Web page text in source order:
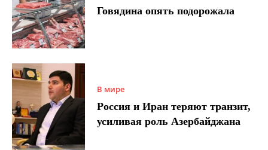
Говядина опять подорожала
В мире
Россия и Иран теряют транзит,
усиливая роль Азербайджана